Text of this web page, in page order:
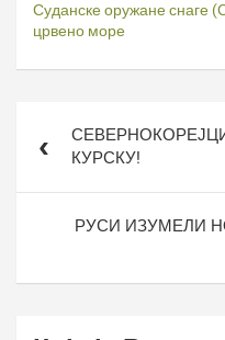
Суданске оружане снаге
црвено море
чланкаКУРСКУ!
РУСИ ИЗУМЕЛИ